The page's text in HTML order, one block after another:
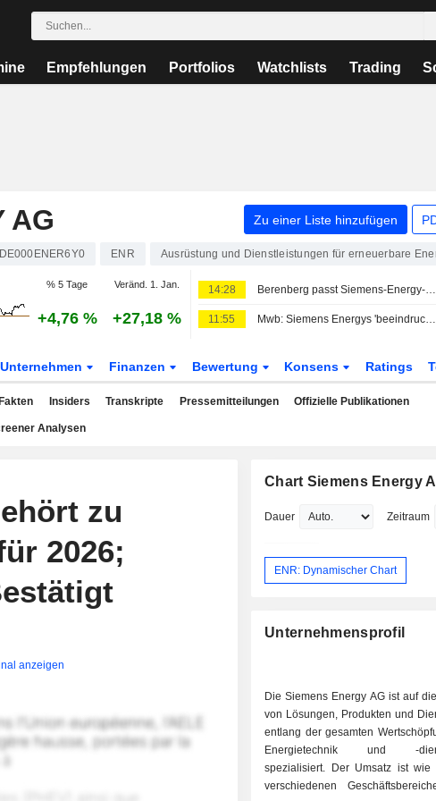
Empfehlungen Portfolios Watchlists Trading
AG Zu einer Liste hinzufügen
DE000ENER6Y0 ENR Ausrüstung und Dienstleistungen für erneuerbare
% 5 Tage Veränd. 1. Jan.
+4,76 % +27,18 %
14:28 Berenberg passt Siemens-Energy-Schätzungen nach Rekord im dritten Geschäftsquartal an; Kaufempfehlung bekräftigt
11:55 Mwb: Siemens Energys 'beeindruckendes' Q3 im Geschäftsjahr bereits eingepreist; Verkaufsempfehlung bekräftigt
Unternehmen Finanzen Bewertung Konsens Ratings
Insiders Transkripte Pressemitteilungen Offizielle Publikationen
Analysen
zu
2026;
anzeigen
Chart Siemens Energy
Dauer Zeitraum
ENR: Dynamischer Chart
Unternehmensprofil
Die Siemens Energy AG ist auf
von Lösungen, Produkten und
entlang der gesamten
Energietechnik und -
spezialisiert. Der Umsatz ist
verschiedenen